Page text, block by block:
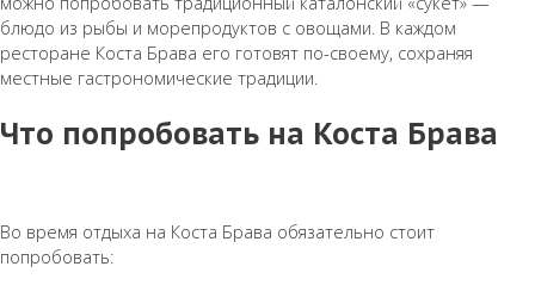
блюдо из рыбы и морепродуктов с овощами. В каждом
ресторане Коста Брава его готовят по-своему, сохраняя
местные гастрономические традиции.
Что попробовать на Коста Брава
Во время отдыха на Коста Брава обязательно стоит
попробовать: